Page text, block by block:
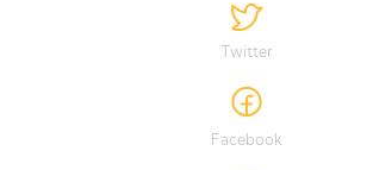
Twitter
Facebook